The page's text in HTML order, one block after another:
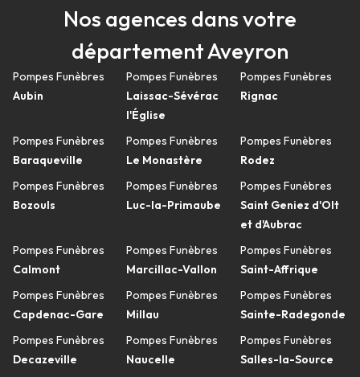
Nos agences dans votre
département Aveyron
Pompes Funèbres
Aubin
Pompes Funèbres
Baraqueville
Pompes Funèbres
Bozouls
Pompes Funèbres
Calmont
Pompes Funèbres
Capdenac-Gare
Pompes Funèbres
Decazeville
Pompes Funèbres
Laissac-Sévérac
l'Église
Pompes Funèbres
Le Monastère
Pompes Funèbres
Luc-la-Primaube
Pompes Funèbres
Marcillac-Vallon
Pompes Funèbres
Millau
Pompes Funèbres
Naucelle
Pompes Funèbres
Rignac
Pompes Funèbres
Rodez
Pompes Funèbres
Saint Geniez d'Olt
et d'Aubrac
Pompes Funèbres
Saint-Affrique
Pompes Funèbres
Sainte-Radegonde
Pompes Funèbres
Salles-la-Source